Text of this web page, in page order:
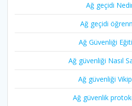
Ağ geçidi
Ağ geçidi
Ağ Güvenliği
Ağ güvenliği Nasıl
Ağ güvenliği
Ağ güvenlik